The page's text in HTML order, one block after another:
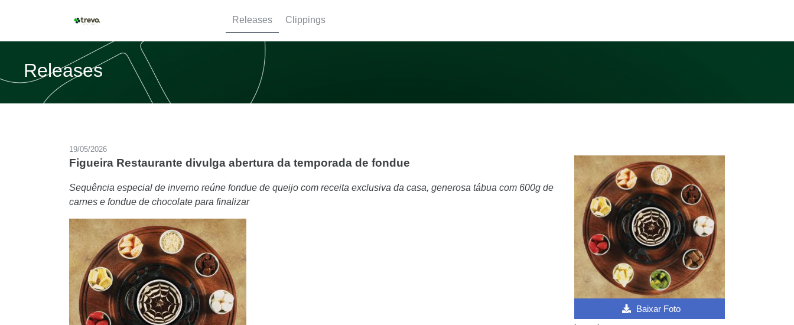
Releases Clippings
Releases
19/05/2026
Figueira Restaurante divulga abertura da temporada de fondue
Sequência especial de inverno reúne fondue de queijo com receita exclusiva da casa, generosa tábua com 600g de
carnes e fondue de chocolate para finalizar
Baixar Foto